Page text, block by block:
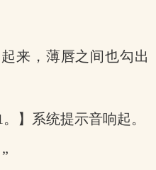
来，薄唇之间也勾出
】系统提示音响起。